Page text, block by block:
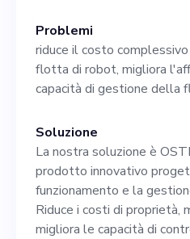
di lavorare
Ottime
risoluzione dei
testa e
da utilizzare
sistemi di
Problemi
riduce il costo
flotta di robot, migliora
capacità di gestione della
Soluzione
La nostra soluzione è
prodotto innovativo
funzionamento e la
Riduce i costi di proprietà,
migliora le capacità di